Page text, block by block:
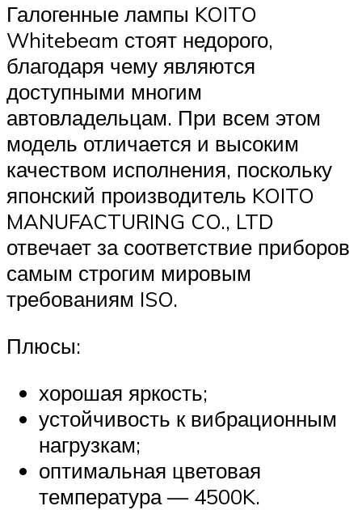
Галогенные лампы KOITO
Whitebeam стоят недорого,
благодаря чему являются
доступными многим
автовладельцам. При всем этом
модель отличается и высоким
качеством исполнения, поскольку
японский производитель KOITO
MANUFACTURING CO., LTD
отвечает за соответствие приборов
самым строгим мировым
требованиям ISO.
Плюсы:
хорошая яркость;
устойчивость к вибрационным
нагрузкам;
оптимальная цветовая
температура — 4500K.